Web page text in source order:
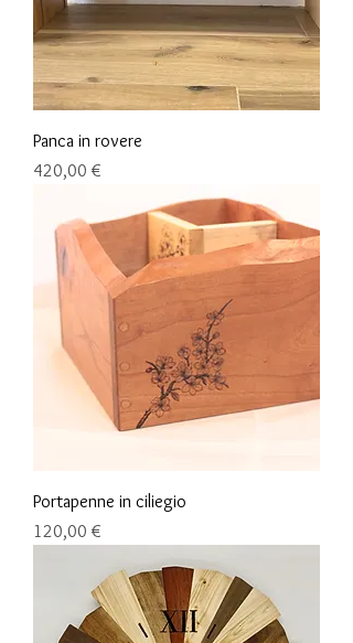
Panca in rovere
Preis
420,00 €
Portapenne in ciliegio
Preis
120,00 €